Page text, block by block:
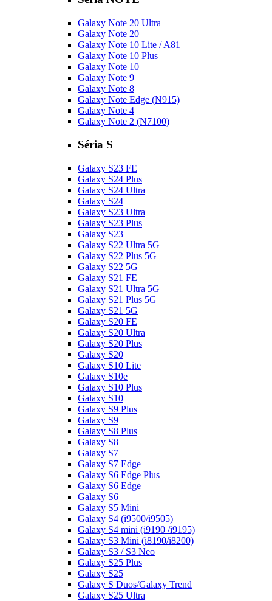
Galaxy Note 20 Ultra
Galaxy Note 20
Galaxy Note 10 Lite / A81
Galaxy Note 10 Plus
Galaxy Note 10
Galaxy Note 9
Galaxy Note 8
Galaxy Note Edge (N915)
Galaxy Note 4
Galaxy Note 2 (N7100)
Séria S
Galaxy S23 FE
Galaxy S24 Plus
Galaxy S24 Ultra
Galaxy S24
Galaxy S23 Ultra
Galaxy S23 Plus
Galaxy S23
Galaxy S22 Ultra 5G
Galaxy S22 Plus 5G
Galaxy S22 5G
Galaxy S21 FE
Galaxy S21 Ultra 5G
Galaxy S21 Plus 5G
Galaxy S21 5G
Galaxy S20 FE
Galaxy S20 Ultra
Galaxy S20 Plus
Galaxy S20
Galaxy S10 Lite
Galaxy S10e
Galaxy S10 Plus
Galaxy S10
Galaxy S9 Plus
Galaxy S9
Galaxy S8 Plus
Galaxy S8
Galaxy S7
Galaxy S7 Edge
Galaxy S6 Edge Plus
Galaxy S6 Edge
Galaxy S6
Galaxy S5 Mini
Galaxy S4 (i9500/i9505)
Galaxy S4 mini (i9190 /i9195)
Galaxy S3 Mini (i8190/i8200)
Galaxy S3 / S3 Neo
Galaxy S25 Plus
Galaxy S25
Galaxy S Duos/Galaxy Trend
Galaxy S25 Ultra